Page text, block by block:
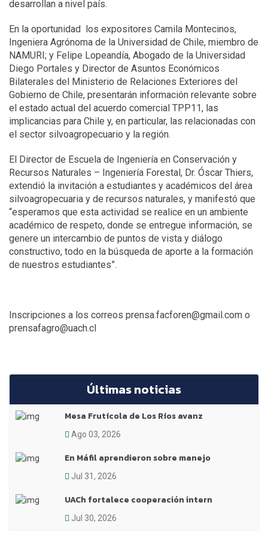
desarrollan a nivel país.
En la oportunidad los expositores Camila Montecinos,
Ingeniera Agrónoma de la Universidad de Chile, miembro de
NAMURI; y Felipe Lopeandía, Abogado de la Universidad
Diego Portales y Director de Asuntos Económicos
Bilaterales del Ministerio de Relaciones Exteriores del
Gobierno de Chile, presentarán información relevante sobre
el estado actual del acuerdo comercial TPP11, las
implicancias para Chile y, en particular, las relacionadas con
el sector silvoagropecuario y la región.
El Director de Escuela de Ingeniería en Conservación y
Recursos Naturales – Ingeniería Forestal, Dr. Óscar Thiers,
extendió la invitación a estudiantes y académicos del área
silvoagropecuaria y de recursos naturales, y manifestó que
“esperamos que esta actividad se realice en un ambiente
académico de respeto, donde se entregue información, se
genere un intercambio de puntos de vista y diálogo
constructivo, todo en la búsqueda de aporte a la formación
de nuestros estudiantes”.
Inscripciones a los correos prensa.facforen@gmail.com o
prensafagro@uach.cl
Últimas noticias
Mesa Frutícola de Los Ríos avanz
Ago 03, 2026
En Máfil aprendieron sobre manejo
Jul 31, 2026
UACh fortalece cooperación intern
Jul 30, 2026